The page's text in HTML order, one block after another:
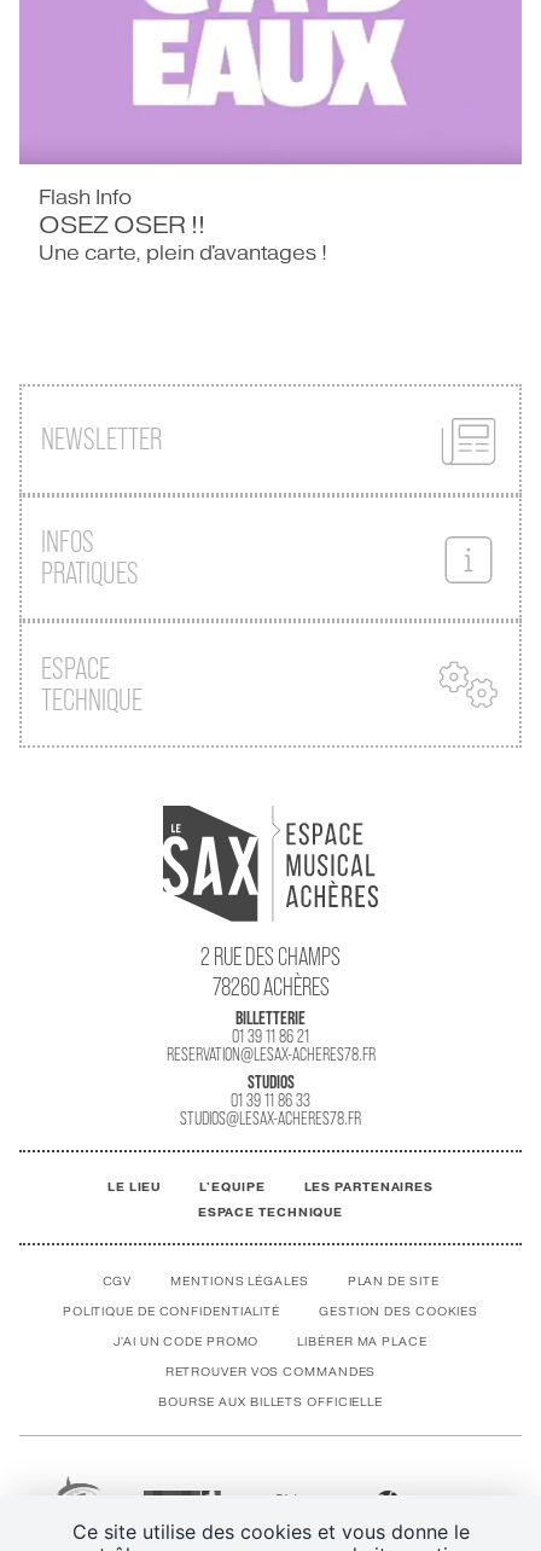
Ce site utilise des cookies et vous donne le
Flash Info
OSEZ OSER !!
Une carte, plein d'avantages !
NEWSLETTER
INFOS
PRATIQUES
ESPACE
TECHNIQUE
2 RUE DES CHAMPS
78260 ACHÈRES
BILLETTERIE
01 39 11 86 21
RESERVATION@LESAX-ACHERES78.FR
STUDIOS
01 39 11 86 33
STUDIOS@LESAX-ACHERES78.FR
LE LIEU L'EQUIPE
LES PARTENAIRES
ESPACE TECHNIQUE
CGV MENTIONS LÉGALES PLAN DE SITE
POLITIQUE DE CONFIDENTIALITÉ GESTION DES COOKIES
J'AI UN CODE PROMO LIBÉRER MA PLACE
RETROUVER VOS COMMANDES
BOURSE AUX BILLETS OFFICIELLE